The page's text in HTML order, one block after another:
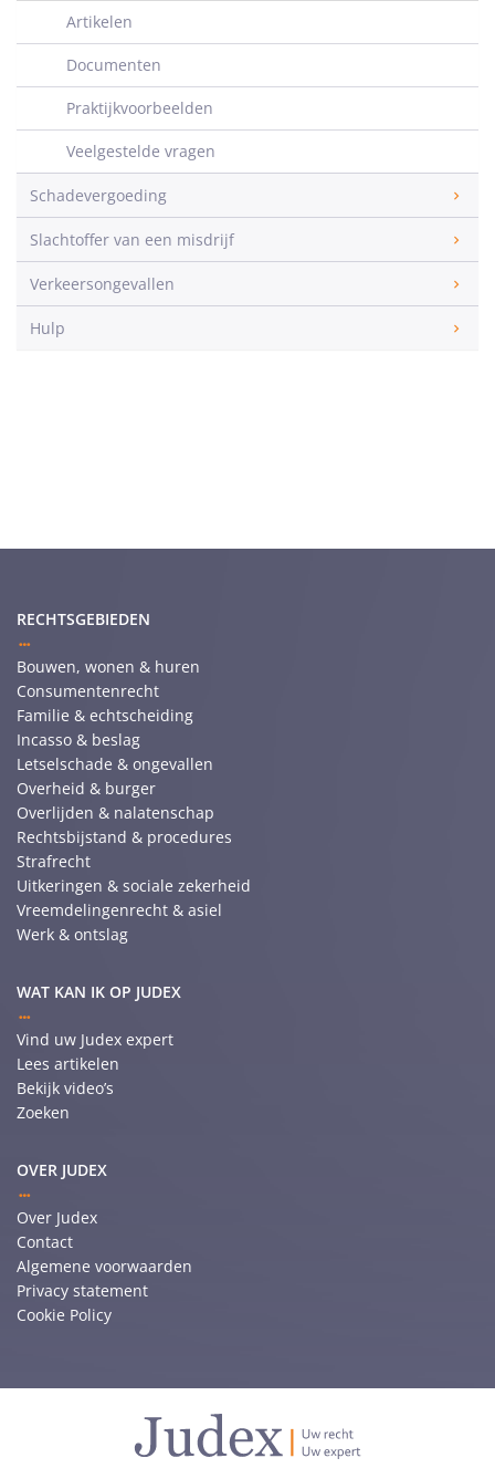
Artikelen
Documenten
Praktijkvoorbeelden
Veelgestelde vragen
Schadevergoeding
Slachtoffer van een misdrijf
Verkeersongevallen
Hulp
RECHTSGEBIEDEN
Bouwen, wonen & huren
Consumentenrecht
Familie & echtscheiding
Incasso & beslag
Letselschade & ongevallen
Overheid & burger
Overlijden & nalatenschap
Rechtsbijstand & procedures
Strafrecht
Uitkeringen & sociale zekerheid
Vreemdelingenrecht & asiel
Werk & ontslag
WAT KAN IK OP JUDEX
Vind uw Judex expert
Lees artikelen
Bekijk video’s
Zoeken
OVER JUDEX
Over Judex
Contact
Algemene voorwaarden
Privacy statement
Cookie Policy